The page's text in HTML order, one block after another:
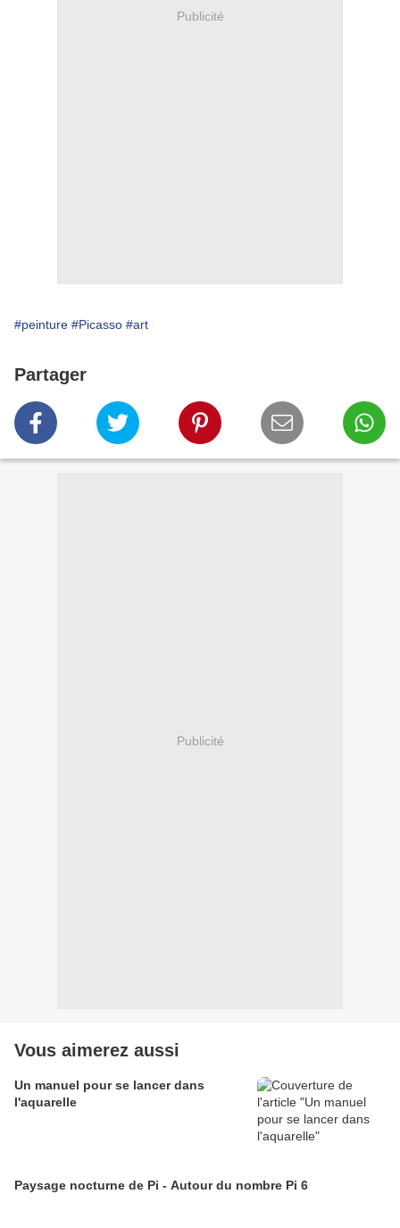
Publicité
#peinture #Picasso #art
Partager
Publicité
Vous aimerez aussi
Un manuel pour se lancer dans
l'aquarelle
Paysage nocturne de Pi - Autour du nombre Pi 6